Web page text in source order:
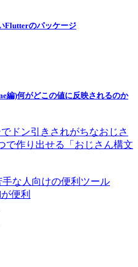
Flutterのパッケージ
編)何がどこの値に反映されるのか
ドン引きされがちなおじさ
で作り出せる「おじさん構文
な人向けの便利ツール
便利